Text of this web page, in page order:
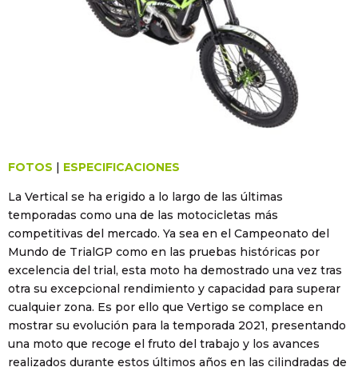
FOTOS ESPECIFICACIONES
La Vertical se ha erigido a lo largo de las últimas
temporadas como una de las motocicletas más
competitivas del mercado. Ya sea en el Campeonato del
Mundo de TrialGP como en las pruebas históricas por
excelencia del trial, esta moto ha demostrado una vez tras
otra su excepcional rendimiento y capacidad para superar
cualquier zona. Es por ello que Vertigo se complace en
mostrar su evolución para la temporada 2021, presentando
una moto que recoge el fruto del trabajo y los avances
realizados durante estos últimos años en las cilindradas de